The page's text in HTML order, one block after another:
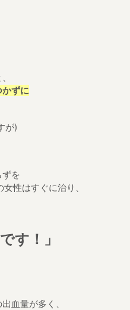
ずに
が)
を
性はすぐに治り、
す！」
血量が多く、